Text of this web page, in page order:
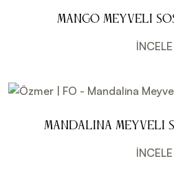
Mango Meyveli
İNCELE
Mandalina Meyveli
İNCELE